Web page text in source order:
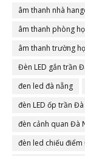
âm thanh nhà
âm thanh phòng
âm thanh trường
Đèn LED gắn trần
đen led đà nẵng
đèn LED ốp trần
đèn cảnh quan Đà
đèn led chiếu